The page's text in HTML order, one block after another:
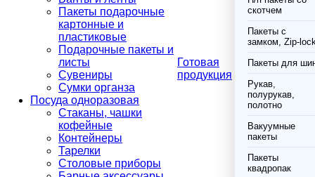
Пакеты подарочные
картонные и
пластиковые
Подарочные пакеты и
листы
Сувениры
Сумки органза
Посуда одноразовая
Стаканы, чашки
кофейные
Контейнеры
Тарелки
Столовые приборы
Готовая
продукция
скотчем
Пакеты с
замком, Zip-
Пакеты для
Рукав,
полурукав,
полотно
Вакуумные
пакеты
Пакеты
квадропак